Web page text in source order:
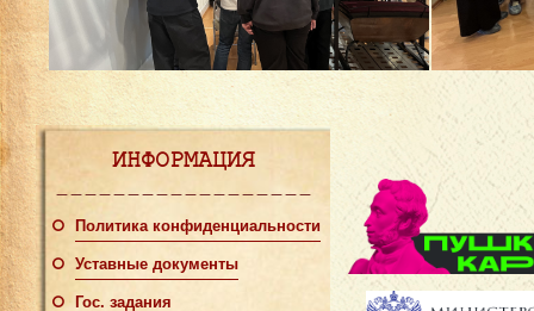
ИНФОРМАЦИЯ
Политика конфиденциальности
Уставные документы
Гос. задания